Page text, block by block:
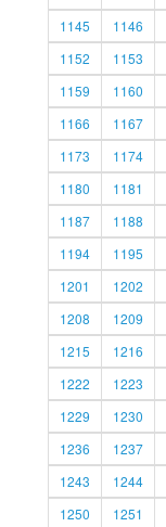
1145
1146
1152
1153
1159
1160
1166
1167
1173
1174
1180
1181
1187
1188
1194
1195
1201
1202
1208
1209
1215
1216
1222
1223
1229
1230
1236
1237
1243
1244
1250
1251